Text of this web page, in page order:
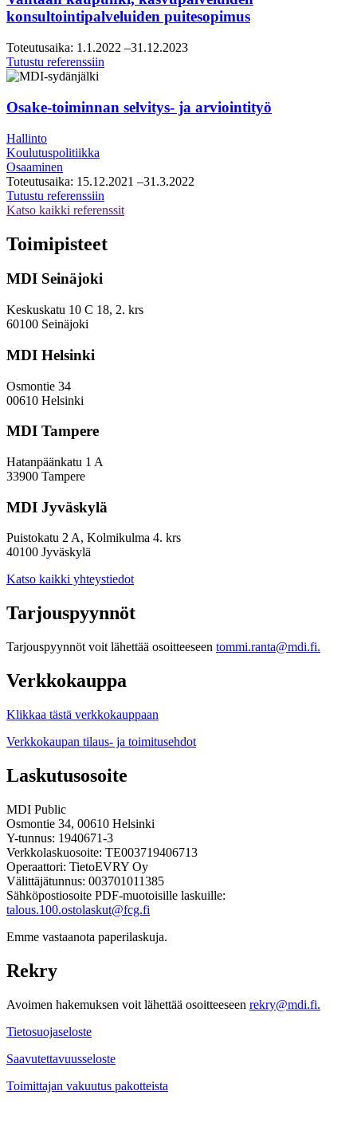
ja
tiekarttatyö
konsultointipalveluiden puitesopimus
Toteutusaika: 1.1.2022 –31.12.2023
Tutustu referenssiin
konsultointipalveluiden
puitesopimus
Osake-toiminnan selvitys- ja arviointityö
Hallinto
Koulutuspolitiikka
Osaaminen
Toteutusaika: 15.12.2021 –31.3.2022
Tutustu referenssiin
toiminnan
ja
arviointityö
Katso kaikki referenssit
Toimipisteet
MDI Seinäjoki
Keskuskatu 10 C 18, 2. krs
60100 Seinäjoki
MDI Helsinki
Osmontie 34
00610 Helsinki
MDI Tampere
Hatanpäänkatu 1 A
33900 Tampere
MDI Jyväskylä
Puistokatu 2 A, Kolmikulma 4. krs
40100 Jyväskylä
Katso kaikki yhteystiedot
Tarjouspyynnöt
Tarjouspyynnöt voit lähettää osoitteeseen tommi.ranta@mdi.fi.
Verkkokauppa
Klikkaa tästä verkkokauppaan
Verkkokaupan tilaus- ja toimitusehdot
Laskutusosoite
MDI Public
Osmontie 34, 00610 Helsinki
Y-tunnus: 1940671-3
Verkkolaskuosoite: TE003719406713
Operaattori: TietoEVRY Oy
Välittäjätunnus: 003701011385
Sähköpostiosoite PDF-muotoisille laskuille:
talous.100.ostolaskut@fcg.fi
Emme vastaanota paperilaskuja.
Rekry
Avoimen hakemuksen voit lähettää osoitteeseen rekry@mdi.fi.
Tietosuojaseloste
Saavutettavuusseloste
Toimittajan vakuutus pakotteista